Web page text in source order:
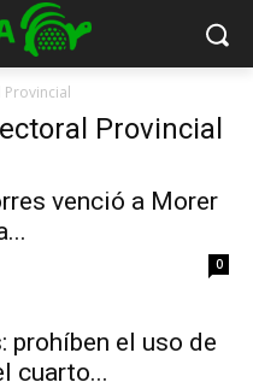
Provincial
venció a Morer
0
prohíben el uso de
cuarto...